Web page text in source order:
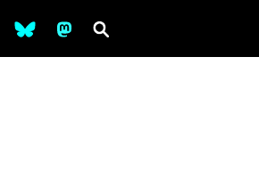
bsky ms